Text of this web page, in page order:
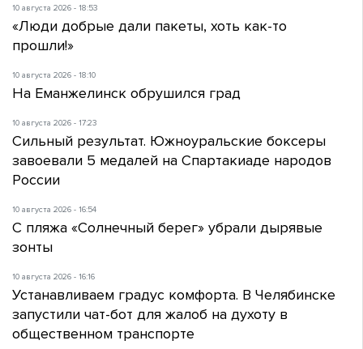
10 августа 2026 - 18:53
«Люди добрые дали пакеты, хоть как-то
прошли!»
10 августа 2026 - 18:10
На Еманжелинск обрушился град
10 августа 2026 - 17:23
Сильный результат. Южноуральские боксеры
завоевали 5 медалей на Спартакиаде народов
России
10 августа 2026 - 16:54
С пляжа «Солнечный берег» убрали дырявые
зонты
10 августа 2026 - 16:16
Устанавливаем градус комфорта. В Челябинске
запустили чат-бот для жалоб на духоту в
общественном транспорте